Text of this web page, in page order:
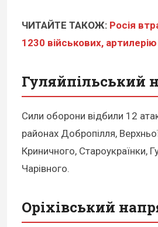
ЧИТАЙТЕ ТАКОЖ: Росія
1230 військових,
Гуляйпільський
Сили оборони відбили 12
районах Добропілля,
Криничного, Староукраїнки,
Чарівного.
Оріхівський